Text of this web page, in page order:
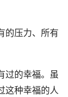
的压力、所有
过的幸福。虽
这种幸福的人